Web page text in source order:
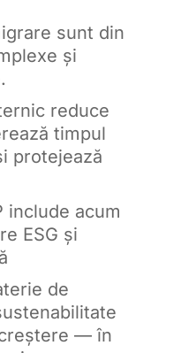
sunt din
și
reduce
timpul
protejează
include acum
ESG și
de
— în